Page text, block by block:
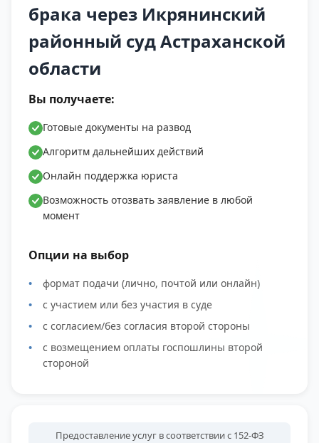
брака через Икрянинский
районный суд Астраханской
области
Вы получаете:
Готовые документы на развод
Алгоритм дальнейших действий
Онлайн поддержка юриста
Возможность отозвать заявление в любой
момент
Опции на выбор
формат подачи (лично, почтой или онлайн)
с участием или без участия в суде
с согласием/без согласия второй стороны
с возмещением оплаты госпошлины второй
стороной
Предоставление услуг в соответствии с 152-ФЗ